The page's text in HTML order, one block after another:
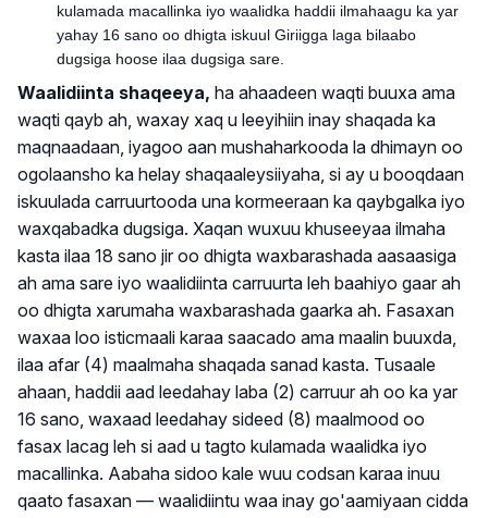
kulamada macallinka iyo waalidka haddii ilmahaagu ka yar
yahay 16 sano oo dhigta iskuul Giriigga laga bilaabo
dugsiga hoose ilaa dugsiga sare.
Waalidiinta shaqeeya, ha ahaadeen waqti buuxa ama
waqti qayb ah, waxay xaq u leeyihiin inay shaqada ka
maqnaadaan, iyagoo aan mushaharkooda la dhimayn oo
ogolaansho ka helay shaqaaleysiiyaha, si ay u booqdaan
iskuulada carruurtooda una kormeeraan ka qaybgalka iyo
waxqabadka dugsiga. Xaqan wuxuu khuseeyaa ilmaha
kasta ilaa 18 sano jir oo dhigta waxbarashada aasaasiga
ah ama sare iyo waalidiinta carruurta leh baahiyo gaar ah
oo dhigta xarumaha waxbarashada gaarka ah. Fasaxan
waxaa loo isticmaali karaa saacado ama maalin buuxda,
ilaa afar (4) maalmaha shaqada sanad kasta. Tusaale
ahaan, haddii aad leedahay laba (2) carruur ah oo ka yar
16 sano, waxaad leedahay sideed (8) maalmood oo
fasax lacag leh si aad u tagto kulamada waalidka iyo
macallinka. Aabaha sidoo kale wuu codsan karaa inuu
qaato fasaxan — waalidiintu waa inay go'aamiyaan cidda